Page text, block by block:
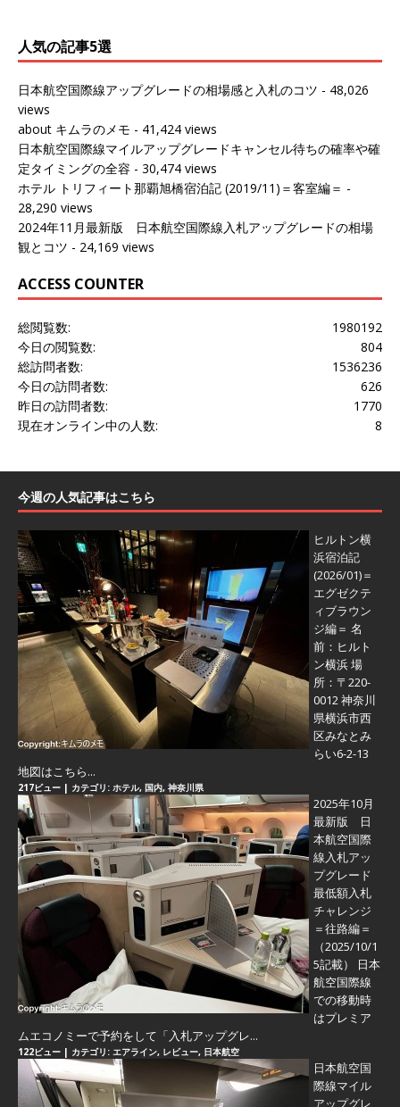
人気の記事5選
日本航空国際線アップグレードの相場感と入札のコツ - 48,026
views
about キムラのメモ - 41,424 views
日本航空国際線マイルアップグレードキャンセル待ちの確率や確
定タイミングの全容 - 30,474 views
ホテル トリフィート那覇旭橋宿泊記 (2019/11)＝客室編＝ -
28,290 views
2024年11月最新版 日本航空国際線入札アップグレードの相場
観とコツ - 24,169 views
ACCESS COUNTER
1980192
総閲覧数:
804
今日の閲覧数:
1536236
総訪問者数:
626
今日の訪問者数:
1770
昨日の訪問者数:
8
現在オンライン中の人数:
今週の人気記事はこちら
ヒルトン横
浜宿泊記
(2026/01)＝
エグゼクテ
ィブラウン
ジ編＝ 名
前：ヒルト
ン横浜 場
所：〒220-
0012 神奈川
県横浜市西
区みなとみ
らい6-2-13
地図はこちら...
217ビュー | カテゴリ: ホテル, 国内, 神奈川県
2025年10月
最新版 日
本航空国際
線入札アッ
プグレード
最低額入札
チャレンジ
＝往路編＝
（2025/10/1
5記載） 日本
航空国際線
での移動時
はプレミア
ムエコノミーで予約をして「入札アップグレ...
122ビュー | カテゴリ: エアライン, レビュー, 日本航空
日本航空国
際線マイル
アップグレ